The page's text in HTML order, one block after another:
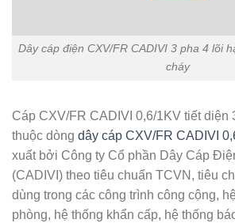
Dây cáp điện CXV/FR CADIVI 3 pha 4 lõi
cháy
Cáp CXV/FR CADIVI 0,6/1KV tiết diện
thuộc dòng dây cáp CXV/FR CADIVI
xuất bởi Công ty Cổ phần Dây Cáp
(CADIVI) theo tiêu chuẩn TCVN, tiêu
dùng trong các công trình công cộng,
phòng, hệ thống khẩn cấp, hệ thống